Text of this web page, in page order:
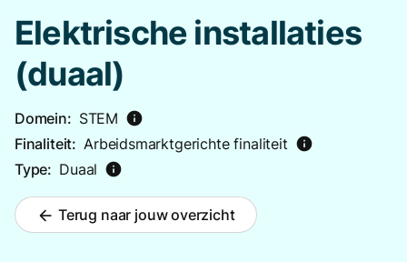
Elektrische installaties
(duaal)
Domein: STEM info
Finaliteit: Arbeidsmarktgerichte finaliteit info
Type: Duaal info
arrow_back Terug naar jouw overzicht